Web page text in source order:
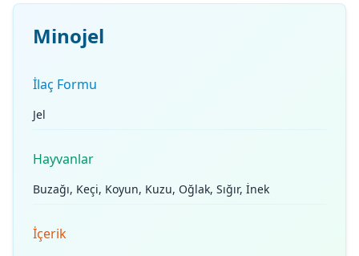
Minojel
İlaç Formu
Jel
Hayvanlar
Buzağı, Keçi, Koyun, Kuzu, Oğlak, Sığır, İnek
İçerik